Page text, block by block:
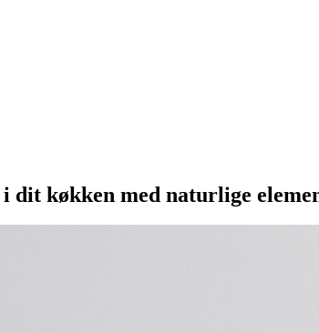
dit køkken med naturlige